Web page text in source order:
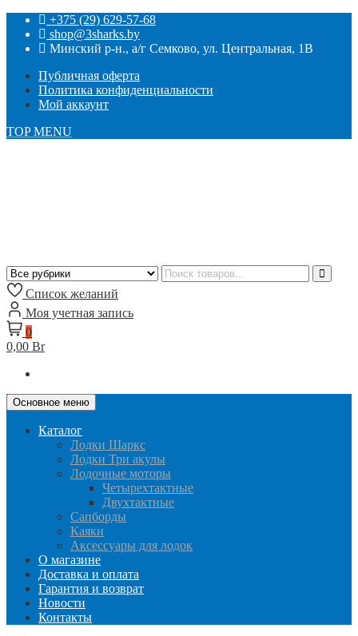
+375 (29) 629-57-68
shop@3sharks.by
Минский р-н., а/г Семково, ул. Центральная, 1В
Публичная оферта
Политика конфиденциальности
Мой аккаунт
TOP MENU
Список желаний
Моя учетная запись
0
0,00 Br
Основное меню
Каталог
Лодки Шаркс
Лодки Три акулы
Лодочные моторы
Четырехтактные
Двухтактные
Сапборды
Каяки
Аксессуары для лодок
О магазине
Доставка и оплата
Гарантия и возврат
Новости
Контакты